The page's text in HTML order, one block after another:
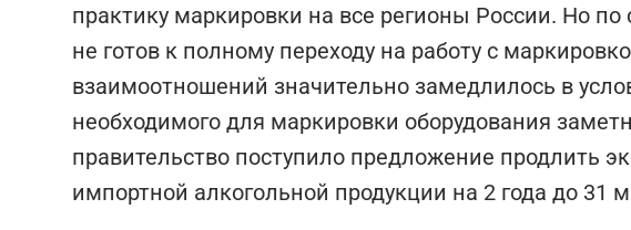
практику маркировки на все регионы России. Но
не готов к полному переходу на работу с
взаимоотношений значительно замедлилось в
необходимого для маркировки оборудования
правительство поступило предложение продлить
импортной алкогольной продукции на 2 года до 31